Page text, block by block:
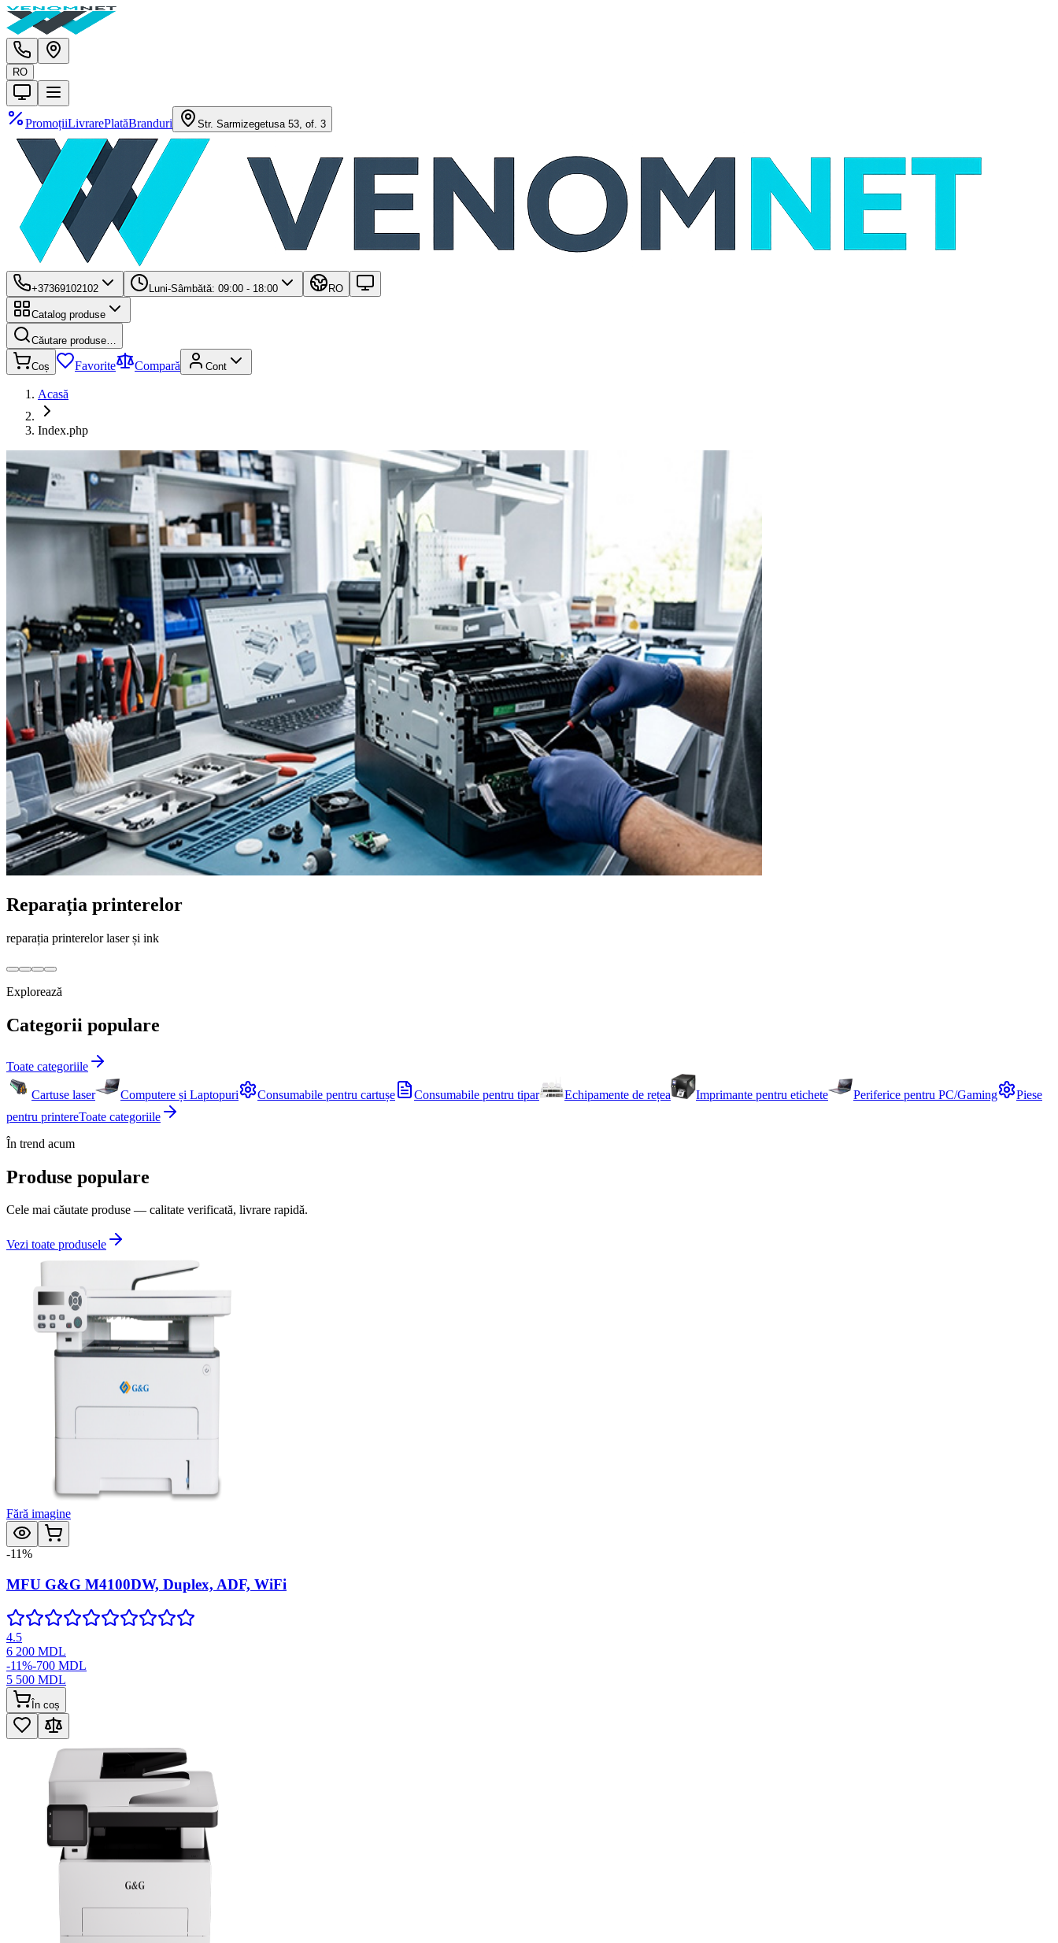
RO
PromoțiiLivrarePlatăBranduri Str. Sarmizegetusa 53, of. 3
+37369102102 Luni-Sâmbătă: 09:00 - 18:00 RO
Catalog produse
Căutare produse…
Coș Favorite Compară Cont
Acasă
Index.php
Reparația printerelor
reparația printerelor laser și ink
Explorează
Categorii populare
Toate categoriile
Cartuse laser Computere și Laptopuri Consumabile pentru cartușe Consumabile pentru tipar Echipamente de rețea Imprimante pentru etichete Periferice pentru PC/Gaming
Piese
pentru printereToate categoriile
În trend acum
Produse populare
Cele mai căutate produse — calitate verificată, livrare rapidă.
Vezi toate produsele
Fără imagine
-11%
MFU G&G M4100DW, Duplex, ADF, WiFi
4.5
6 200 MDL
-11%-700 MDL
5 500 MDL
În coș